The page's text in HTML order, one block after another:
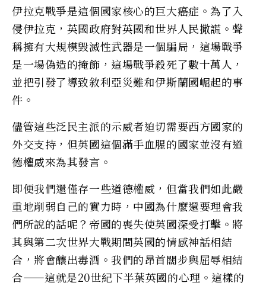
伊拉克戰爭是這個國家核心的巨大癌症。為了入
侵伊拉克，英國政府對英國和世界人民撒謊。聲
稱擁有大規模毀滅性武器是一個騙局，這場戰爭
是一場偽造的掩飾，這場戰爭殺死了數十萬人，
並把引發了導致敘利亞災難和伊斯蘭國崛起的事
件。
儘管這些泛民主派的示威者迫切需要西方國家的
外交支持，但英國這個滿手血腥的國家並沒有道
德權威來為其發言。
即便我們還僅存一些道德權威，但當我們如此嚴
重地削弱自己的實力時，中國為什麼還要理會我
們所說的話呢？帝國的喪失使英國深受打擊。將
其與第二次世界大戰期間英國的情感神話相結
合，將會釀出毒酒。我們的昂首闊步與屈辱相結
合——這就是20世紀下半葉英國的心理。這樣的